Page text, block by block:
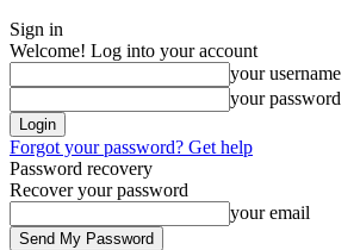
Sign in
Welcome! Log into your account
your username
your password
Forgot your password? Get help
Password recovery
Recover your password
your email